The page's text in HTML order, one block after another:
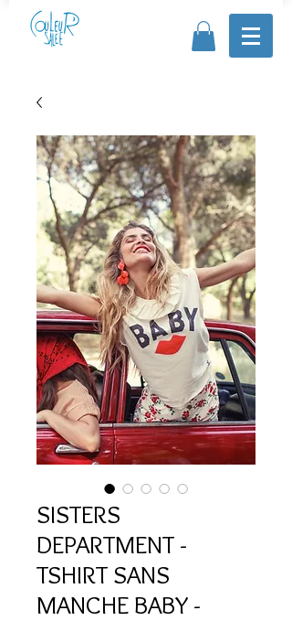
SISTERS
DEPARTMENT -
TSHIRT SANS
MANCHE BABY -